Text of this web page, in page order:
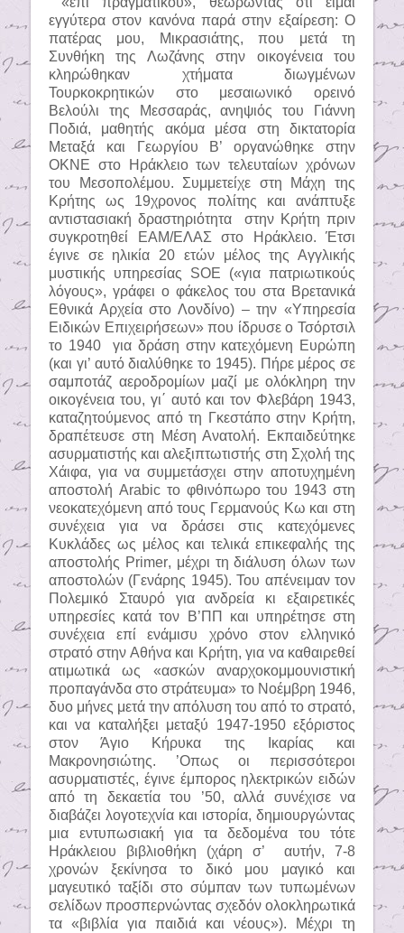
εγγύτερα στον κανόνα παρά στην εξαίρεση: Ο
πατέρας μου, Μικρασιάτης, που μετά τη
Συνθήκη της Λωζάνης στην οικογένεια του
κληρώθηκαν χτήματα διωγμένων
Τουρκοκρητικών στο μεσαιωνικό ορεινό
Βελούλι της Μεσσαράς, ανηψιός του Γιάννη
Ποδιά, μαθητής ακόμα μέσα στη δικτατορία
Μεταξά και Γεωργίου Β’ οργανώθηκε στην
ΟΚΝΕ στο Ηράκλειο των τελευταίων χρόνων
του Μεσοπολέμου. Συμμετείχε στη Μάχη της
Κρήτης ως 19χρονος πολίτης και ανάπτυξε
αντιστασιακή δραστηριότητα
στην Κρήτη πριν
συγκροτηθεί ΕΑΜ/ΕΛΑΣ στο Ηράκλειο. Έτσι
έγινε σε ηλικία 20 ετών μέλος της Αγγλικής
μυστικής υπηρεσίας SOE
(«για πατριωτικούς
λόγους», γράφει ο φάκελος του στα Βρετανικά
Εθνικά Αρχεία στο Λονδίνο) – την «Υπηρεσία
Ειδικών Επιχειρήσεων» που ίδρυσε ο Τσόρτσιλ
το 1940
για δράση στην κατεχόμενη Ευρώπη
(και γι’ αυτό διαλύθηκε το 1945). Πήρε μέρος σε
σαμποτάζ αεροδρομίων μαζί με ολόκληρη την
οικογένεια του, γι΄ αυτό και τον Φλεβάρη 1943,
καταζητούμενος από τη Γκεστάπο στην Κρήτη,
δραπέτευσε στη Μέση Ανατολή. Εκπαιδεύτηκε
ασυρματιστής και αλεξιπτωτιστής στη Σχολή της
Χάιφα, για να συμμετάσχει στην αποτυχημένη
αποστολή Arabicτο φθινόπωρο του 1943 στη
νεοκατεχόμενη από τους Γερμανούς Κω και στη
συνέχεια για να δράσει στις κατεχόμενες
Κυκλάδες ως μέλος και τελικά επικεφαλής της
αποστολής Primer, μέχρι τη διάλυση όλων των
αποστολών (Γενάρης 1945). Του απένειμαν τον
Πολεμικό Σταυρό για ανδρεία κι εξαιρετικές
υπηρεσίες κατά τον Β’ΠΠ και υπηρέτησε στη
συνέχεια επί ενάμισυ χρόνο στον ελληνικό
στρατό στην Αθήνα και Κρήτη, για να καθαιρεθεί
ατιμωτικά ως «ασκών αναρχοκομμουνιστική
προπαγάνδα στο στράτευμα» το Νοέμβρη 1946,
δυο μήνες μετά την απόλυση του από το στρατό,
και να καταλήξει μεταξύ 1947-1950 εξόριστος
στον Άγιο Κήρυκα της Ικαρίας και
Μακρονησιώτης. ’Οπως οι περισσότεροι
ασυρματιστές, έγινε έμπορος ηλεκτρικών ειδών
από τη δεκαετία του ’50, αλλά συνέχισε να
διαβάζει λογοτεχνία και ιστορία, δημιουργώντας
μια εντυπωσιακή για τα δεδομένα του τότε
Ηράκλειου βιβλιοθήκη (χάρη σ’
αυτήν, 7-8
χρονών ξεκίνησα το δικό μου μαγικό και
μαγευτικό ταξίδι στο σύμπαν των τυπωμένων
σελίδων προσπερνώντας σχεδόν ολοκληρωτικά
τα «βιβλία για παιδιά και νέους»). Μέχρι τη